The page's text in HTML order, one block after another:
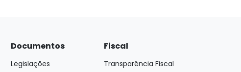
Documentos
Legislações
Fiscal
Transparência Fiscal